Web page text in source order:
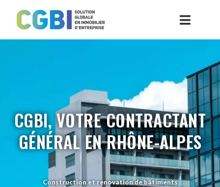
CGBI, VOTRE CONTRACTANT
GÉNÉRAL EN RHÔNE-ALPES
Construction et rénovation de bâtiments